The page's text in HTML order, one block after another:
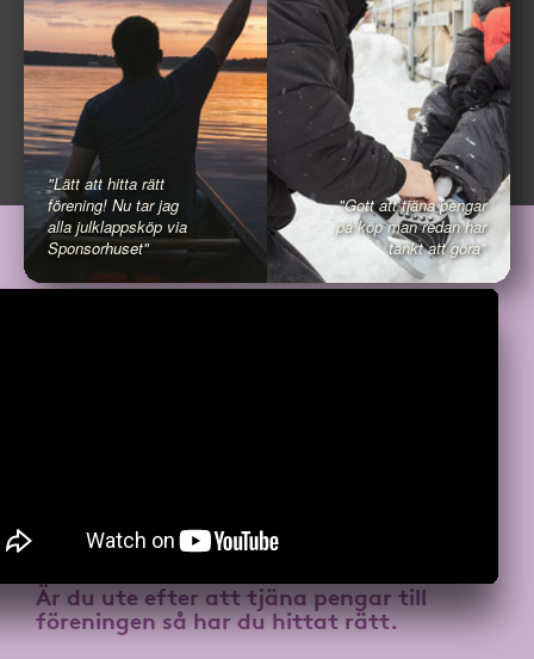
"Lätt att hitta rätt
förening! Nu tar jag
alla julklappsköp via
Sponsorhuset"
"Gott att tjäna pengar
på köp man redan har
tänkt att göra"
Är du ute efter atttjäna pengar till
föreningenså har du hittat rätt.